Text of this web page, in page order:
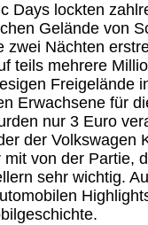
Days lockten
Gelände von
zwei Nächten
teils mehrere
Freigelände
Erwachsene für
nur 3 Euro
der Volkswagen
von der Partie,
sehr wichtig.